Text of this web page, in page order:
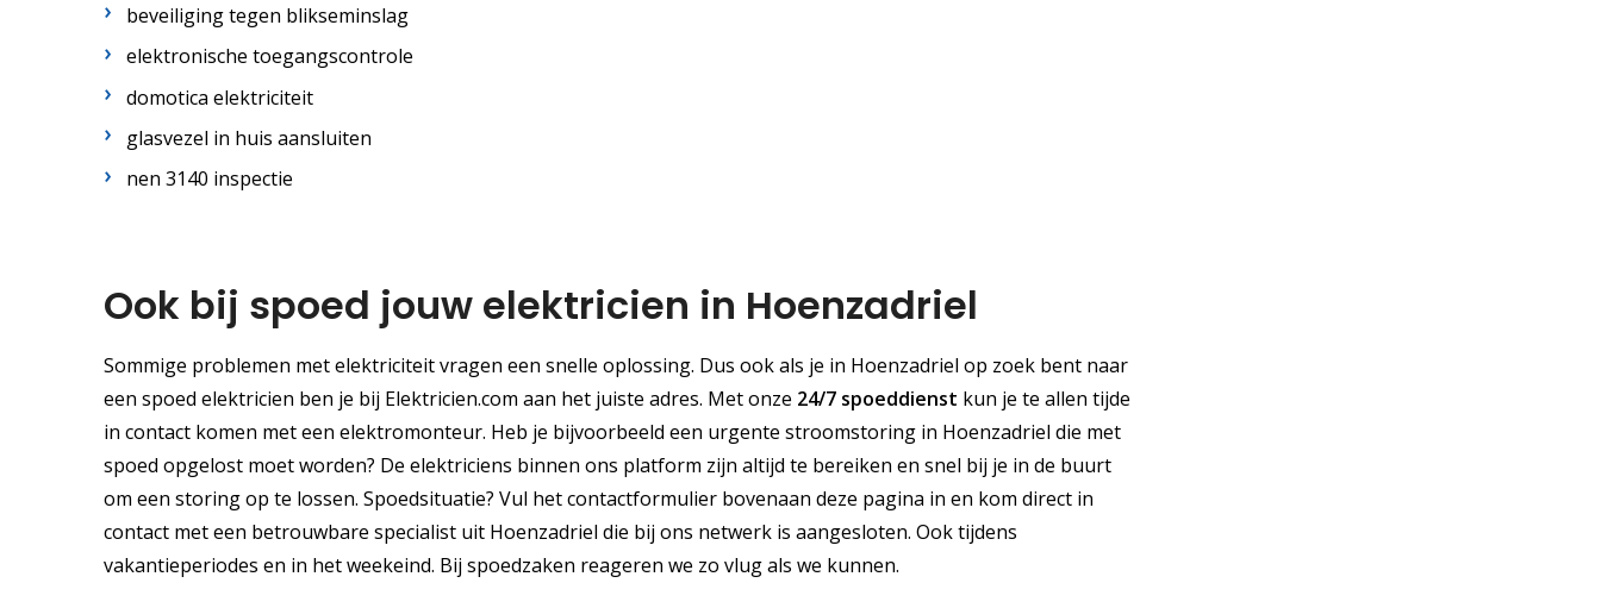
beveiliging tegen blikseminslag
elektronische toegangscontrole
domotica elektriciteit
glasvezel in huis aansluiten
nen 3140 inspectie
Ook bij spoed jouw elektricien in Hoenzadriel
Sommige problemen met elektriciteit vragen een snelle oplossing. Dus ook als je in Hoenzadriel op zoek bent naar
een spoed elektricien ben je bij Elektricien.com aan het juiste adres. Met onze 24/7 spoeddienst kun je te allen tijde
in contact komen met een elektromonteur. Heb je bijvoorbeeld een urgente stroomstoring in Hoenzadriel die met
spoed opgelost moet worden? De elektriciens binnen ons platform zijn altijd te bereiken en snel bij je in de buurt
om een storing op te lossen. Spoedsituatie? Vul het contactformulier bovenaan deze pagina in en kom direct in
contact met een betrouwbare specialist uit Hoenzadriel die bij ons netwerk is aangesloten. Ook tijdens
vakantieperiodes en in het weekeind. Bij spoedzaken reageren we zo vlug als we kunnen.